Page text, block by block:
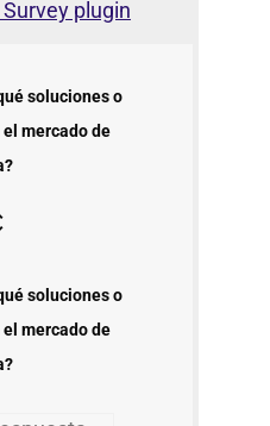
plugin
soluciones o
mercado de
soluciones o
mercado de